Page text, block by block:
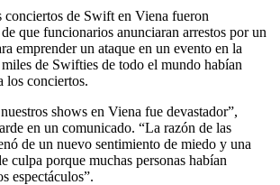
conciertos de Swift en Viena fueron
que funcionarios anunciaran arrestos por un
emprender un ataque en un evento en la
de Swifties de todo el mundo habían
los conciertos.
shows en Viena fue devastador”,
en un comunicado. “La razón de las
de un nuevo sentimiento de miedo y una
culpa porque muchas personas habían
espectáculos”.